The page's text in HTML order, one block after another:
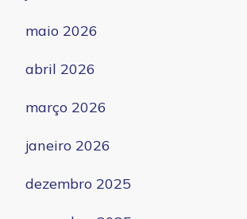
maio 2026
abril 2026
março 2026
janeiro 2026
dezembro 2025